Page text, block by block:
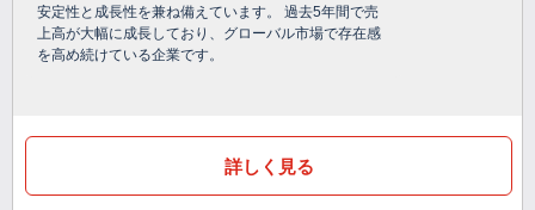
安定性と成長性を兼ね備えています。 過去5年間で売
上高が大幅に成長しており、グローバル市場で存在感
を高め続けている企業です。
詳しく見る